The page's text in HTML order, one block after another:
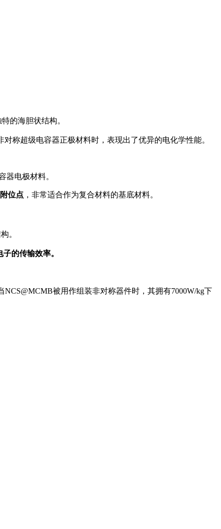
的海胆状结构。
称超级电容器正极材料时，表现出了优异的电化学性能。
器电极材料。
位点 ，非常适合作为复合材料的基底材料。
。
的传输效率。
被用作组装非对称器件时，其拥有7000W/kg下